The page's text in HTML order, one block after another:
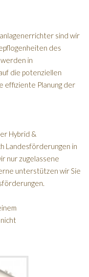
sind wir
des
in
die potenziellen
effiziente Planung der
Hybrid &
Landesförderungen in
nur zugelassene
unterstützen wir Sie